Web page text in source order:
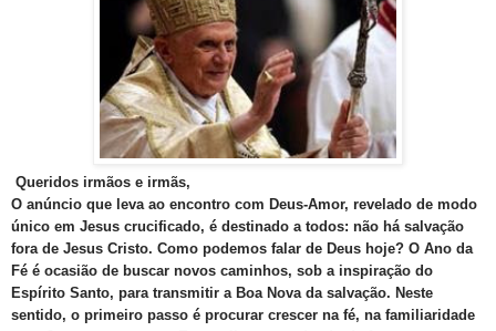
Queridos irmãos e irmãs,
O anúncio que leva ao encontro com Deus-Amor, revelado de modo
único em Jesus crucificado, é destinado a todos: não há salvação
fora de Jesus Cristo. Como podemos falar de Deus hoje? O Ano da
Fé é ocasião de buscar novos caminhos, sob a inspiração do
Espírito Santo, para transmitir a Boa Nova da salvação. Neste
sentido, o primeiro passo é procurar crescer na fé, na familiaridade